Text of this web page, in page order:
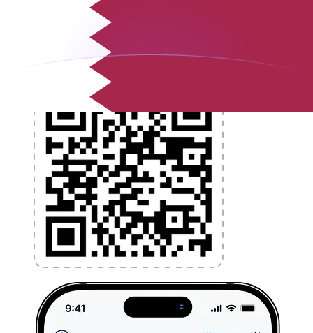
l'argent à l'étranger sans frais cachés. Téléchargez
l'application dès aujourd'hui !